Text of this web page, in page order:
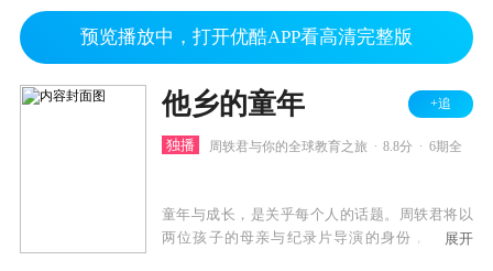
预览播放中，打开优酷APP看高清完整版
他乡的童年 +追
独播 周轶君与你的全球教育之旅 8.8分 6期全
童年与成长，是关乎每个人的话题。周轶君将以
两位孩子的母亲与纪录片导演的身份，走进日
展开